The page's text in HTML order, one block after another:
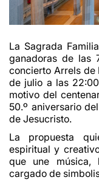
La Sagrada
ganadoras de las
concierto Arrels de
de julio a las
motivo del
50.º aniversario
de Jesucristo.
La propuesta
espiritual y
que une música,
cargado de